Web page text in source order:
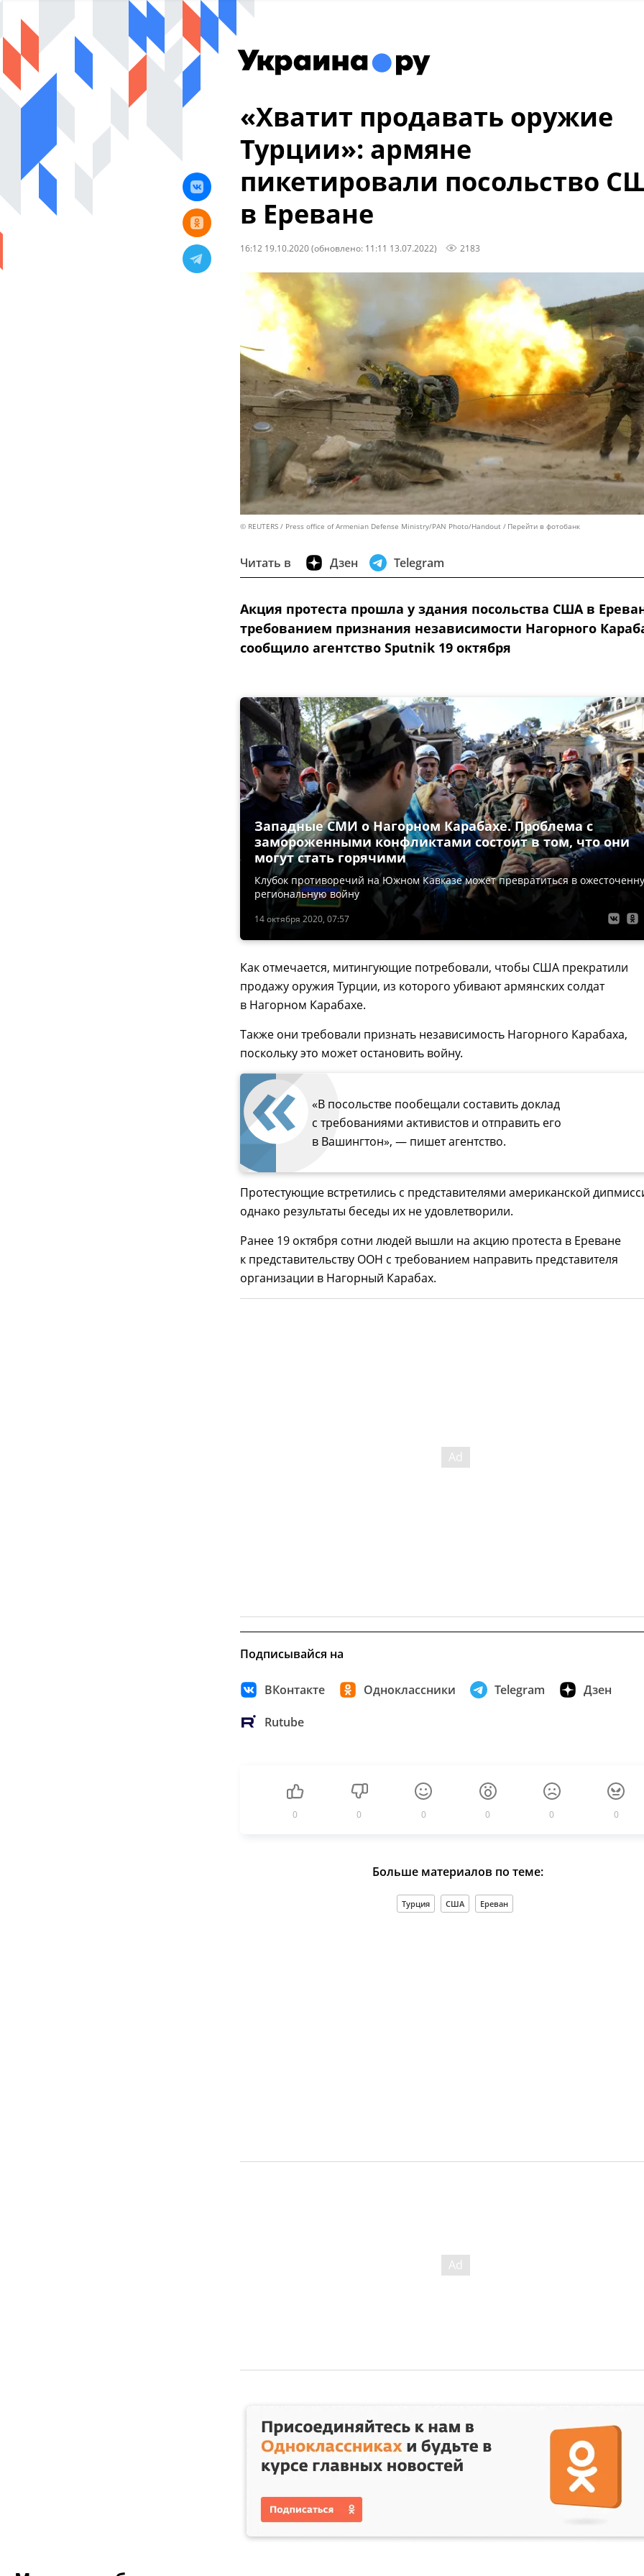
«Хватит продавать оружие
Турции»: армяне
пикетировали посольство
в Ереване
16:12 19.10.2020(обновлено: 11:11 13.07.2022) 2183
© REUTERS / Press office of Armenian Defense Ministry/PAN Photo/Handout Перейти в фотобанк
Читать в Дзен Telegram
Акция протеста прошла у здания посольства США в
требованием признания независимости Нагорного
сообщило агентство Sputnik 19 октября
14 октября 2020, 07:57
Западные СМИ о Нагорном Карабахе. Проблема с
замороженными конфликтами состоит в том, что они
могут стать горячими
Клубок противоречий на Южном Кавказе может превратиться в
региональную войну
Как отмечается, митингующие потребовали, чтобы США прекратили
продажу оружия Турции, из которого убивают армянских солдат
в Нагорном Карабахе.
Также они требовали признать независимость Нагорного Карабаха,
поскольку это может остановить войну.
«В посольстве пообещали составить доклад
с требованиями активистов и отправить его
в Вашингтон», — пишет агентство.
Протестующие встретились с представителями американской
однако результаты беседы их не удовлетворили.
Ранее 19 октября сотни людей вышли на акцию протеста в Ереване
к представительству ООН с требованием направить представителя
организации в Нагорный Карабах.
Подписывайся на
ВКонтакте Одноклассники Telegram Дзен
Rutube
0 0 0 0 0 0
Больше материалов по теме:
Турция США Ереван